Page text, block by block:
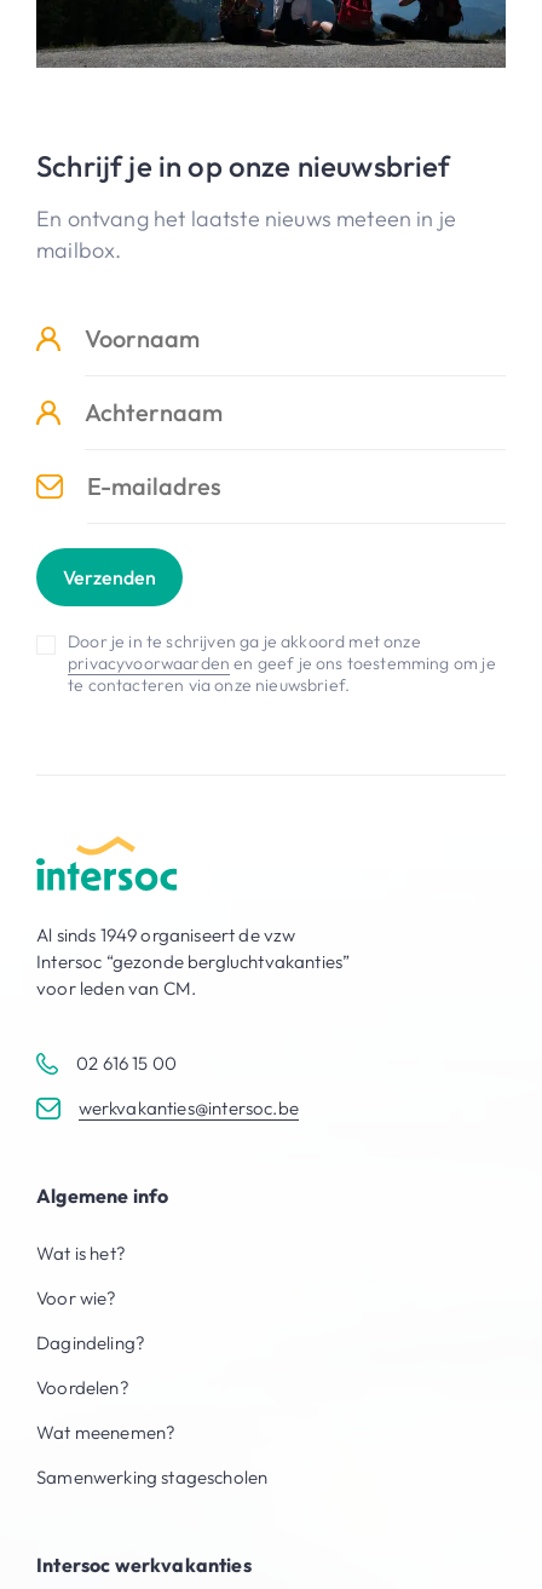
Schrijf je in op onze nieuwsbrief
En ontvang het laatste nieuws meteen in je
mailbox.
Verzenden
Door je in te schrijven ga je akkoord met onze
privacyvoorwaarden en geef je ons toestemming om je
te contacteren via onze nieuwsbrief.
Al sinds 1949 organiseert de vzw
Intersoc “gezonde bergluchtvakanties”
voor leden van CM.
02 616 15 00
werkvakanties@intersoc.be
Algemene info
Wat is het?
Voor wie?
Dagindeling?
Voordelen?
Wat meenemen?
Samenwerking stagescholen
Intersoc werkvakanties